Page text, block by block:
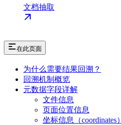
文档抽取
在此页面
为什么需要结果回溯？
回溯机制概览
元数据字段详解
文件信息
页面位置信息
坐标信息（coordinates）